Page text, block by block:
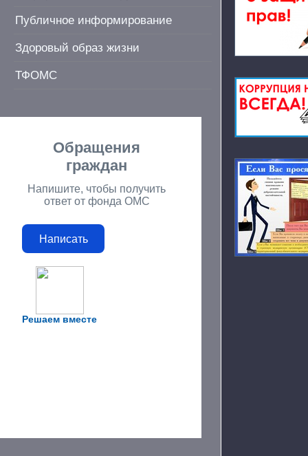
Публичное информирование
Здоровый образ жизни
ТФОМС
Решаем вместе
Обращения
граждан
Напишите, чтобы получить
ответ от фонда ОМС
Написать